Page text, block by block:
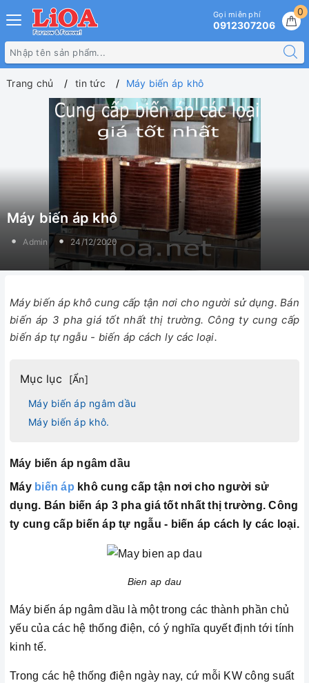
0
Gọi miễn phí
0912307206
Trang chủ tin tức Máy biến áp khô
Máy biến áp khô
Admin 24/12/2020
Máy biến áp khô cung cấp tận nơi cho người sử dụng. Bán
biến áp 3 pha giá tốt nhất thị trường. Công ty cung cấp
biến áp tự ngẫu - biến áp cách ly các loại.
Mục lục [Ẩn]
Máy biến áp ngâm dầu
Máy biến áp khô.
Máy biến áp ngâm dầu
Máy biến áp khô cung cấp tận nơi cho người sử
dụng. Bán biến áp 3 pha giá tốt nhất thị trường. Công
ty cung cấp biến áp tự ngẫu - biến áp cách ly các loại.
Bien ap dau
Máy biến áp ngâm dầu là một trong các thành phần chủ
yếu của các hệ thống điện, có ý nghĩa quyết định tới tính
kinh tế.
Trong các hệ thống điện ngày nay, cứ mỗi KW công suất